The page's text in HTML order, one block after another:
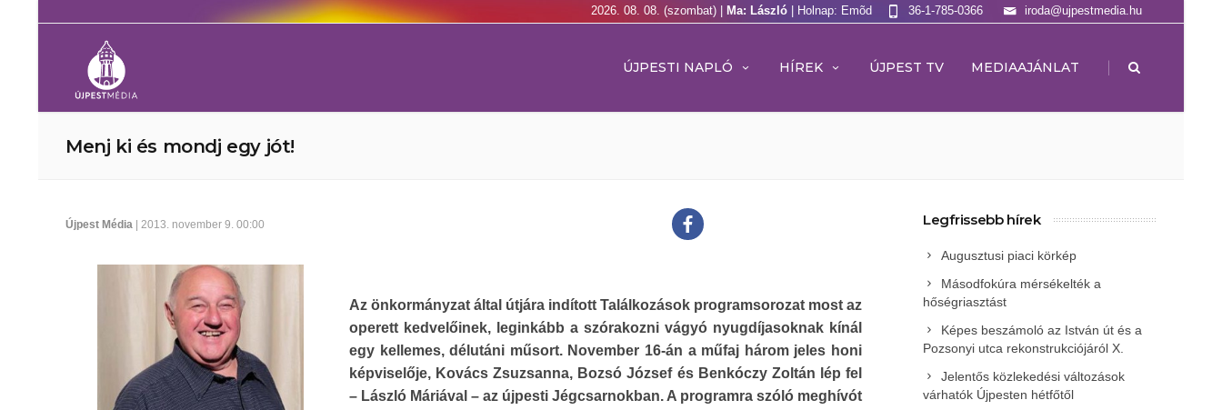
2026. 08. 08. (szombat) | Ma: László | Holnap: Emõd iroda@ujpestmedia.hu
36-1-785-0366
ÚJPESTI NAPLÓ HÍREK ÚJPEST TV MEDIAAJÁNLAT |
Menj ki és mondj egy jót!
Újpest Média | 2013. november 9. 00:00
Az önkormányzat által útjára indított Találkozások programsorozat most az
operett kedvelőinek, leginkább a szórakozni vágyó nyugdíjasoknak kínál
egy kellemes, délutáni műsort. November 16-án a műfaj három jeles honi
képviselője, Kovács Zsuzsanna, Bozsó József és Benkóczy Zoltán lép fel
– László Máriával – az újpesti Jégcsarnokban. A programra szóló meghívót
Legfrissebb hírek
Augusztusi piaci körkép
Másodfokúra mérsékelték a
hőségriasztást
Képes beszámoló az István út és a
Pozsonyi utca rekonstrukciójáról X.
Jelentős közlekedési változások
várhatók Újpesten hétfőtől